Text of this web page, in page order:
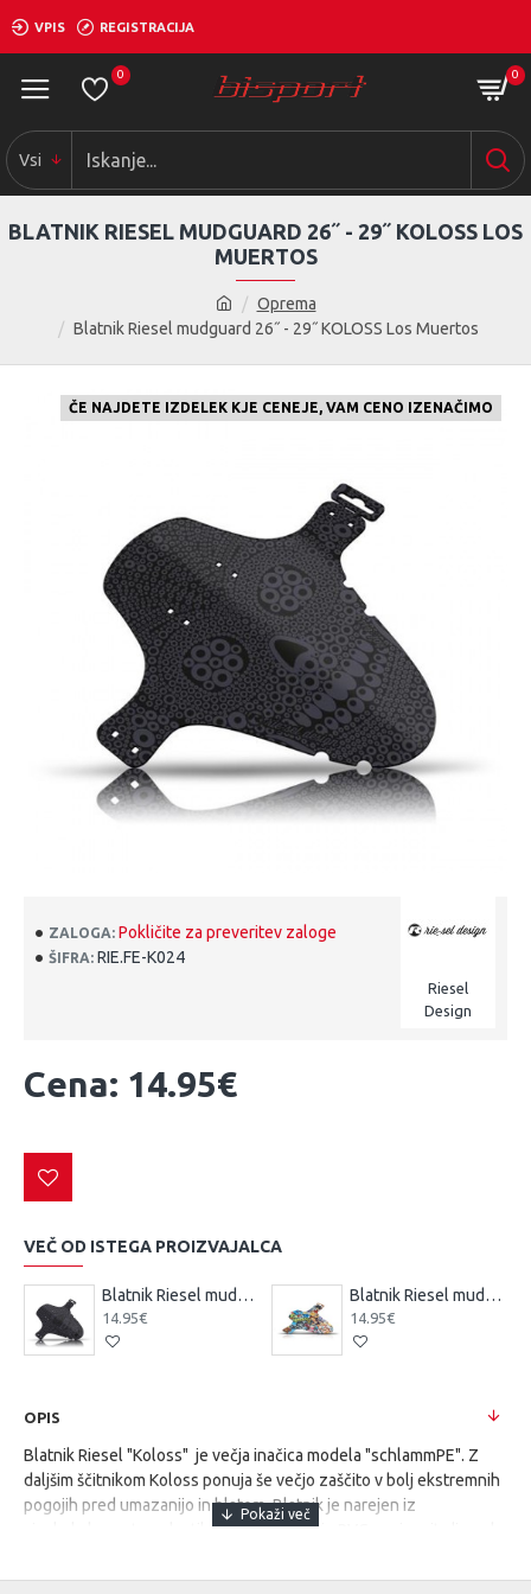
VPIS REGISTRACIJA
0 0
Vsi
Oprema
Blatnik Riesel mudguard 26˝ - 29˝ KOLOSS Los Muertos
BLATNIK RIESEL MUDGUARD 26˝ - 29˝ KOLOSS LOS
MUERTOS
ČE NAJDETE IZDELEK KJE CENEJE, VAM CENO IZENAČIMO
ZALOGA: Pokličite za preveritev zaloge
ŠIFRA: RIE.FE-K024
Riesel
Design
Cena: 14.95€
VEČ OD ISTEGA PROIZVAJALCA
Blatnik Riesel mudguard 26˝ - 29˝ KOLOSS Illuminate
14.95€
Blatnik Riesel mudguard fat bike stealth
14.95€
OPIS
Blatnik Riesel "Koloss" je večja inačica modela "schlammPE". Z
daljšim ščitnikom Koloss ponuja še večjo zaščito v bolj ekstremnih
pogojih pred umazanijo in blatom. Blatnik je narejen iz
visokokakovostne plastike in se s pomočjo PVC vezic pritrdi med